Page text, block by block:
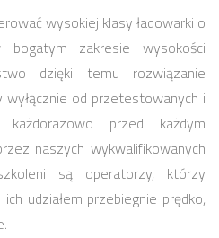
wysokiej klasy ładowarki o
zakresie wysokości
dzięki temu rozwiązanie
od przetestowanych i
każdorazowo przed każdym
naszych wykwalifikowanych
są operatorzy, którzy
udziałem przebiegnie prędko,